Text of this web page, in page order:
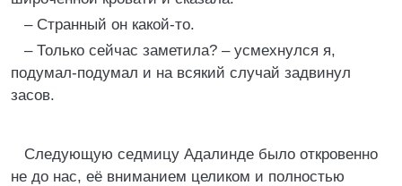
– Странный он какой-то.
– Только сейчас заметила? – усмехнулся я,
подумал-подумал и на всякий случай задвинул
засов.
Следующую седмицу Адалинде было откровенно
не до нас, её вниманием целиком и полностью